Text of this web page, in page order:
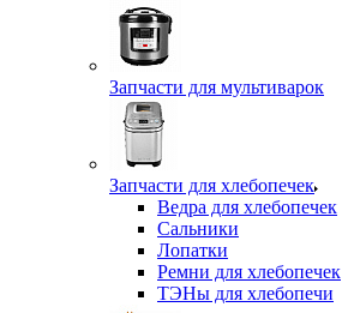
Запчасти для мультиварок
Запчасти для хлебопечек
Ведра для хлебопечек
Сальники
Лопатки
Ремни для хлебопечек
ТЭНы для хлебопечи